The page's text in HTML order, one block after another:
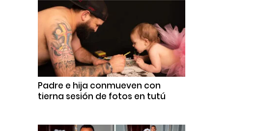
Padre e hija conmueven con
tierna sesión de fotos en tutú